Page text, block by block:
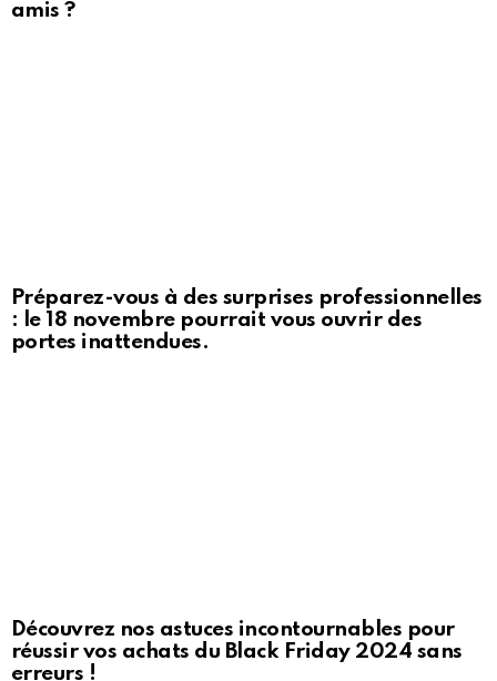
amis ?
Préparez-vous à des surprises professionnelles
: le 18 novembre pourrait vous ouvrir des
portes inattendues.
Découvrez nos astuces incontournables pour
réussir vos achats du Black Friday 2024 sans
erreurs !